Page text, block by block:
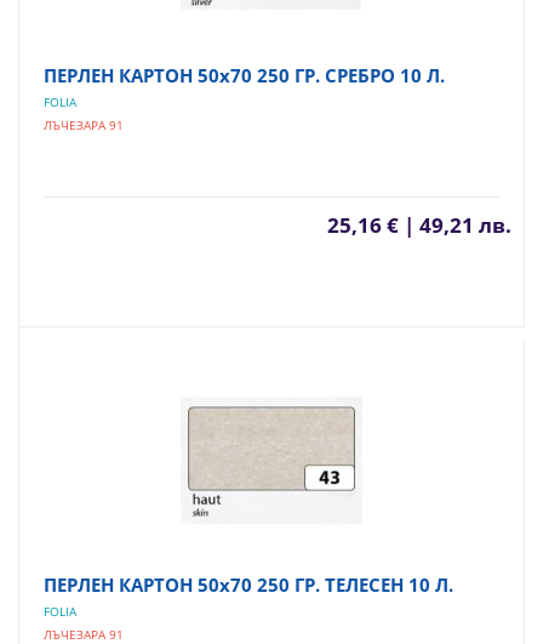
ПЕРЛЕН КАРТОН 50х70 250 ГР. СРЕБРО 10 Л.
FOLIA
ЛЪЧЕЗАРА 91
25,16 € | 49,21 лв.
ПЕРЛЕН КАРТОН 50х70 250 ГР. ТЕЛЕСЕН 10 Л.
FOLIA
ЛЪЧЕЗАРА 91